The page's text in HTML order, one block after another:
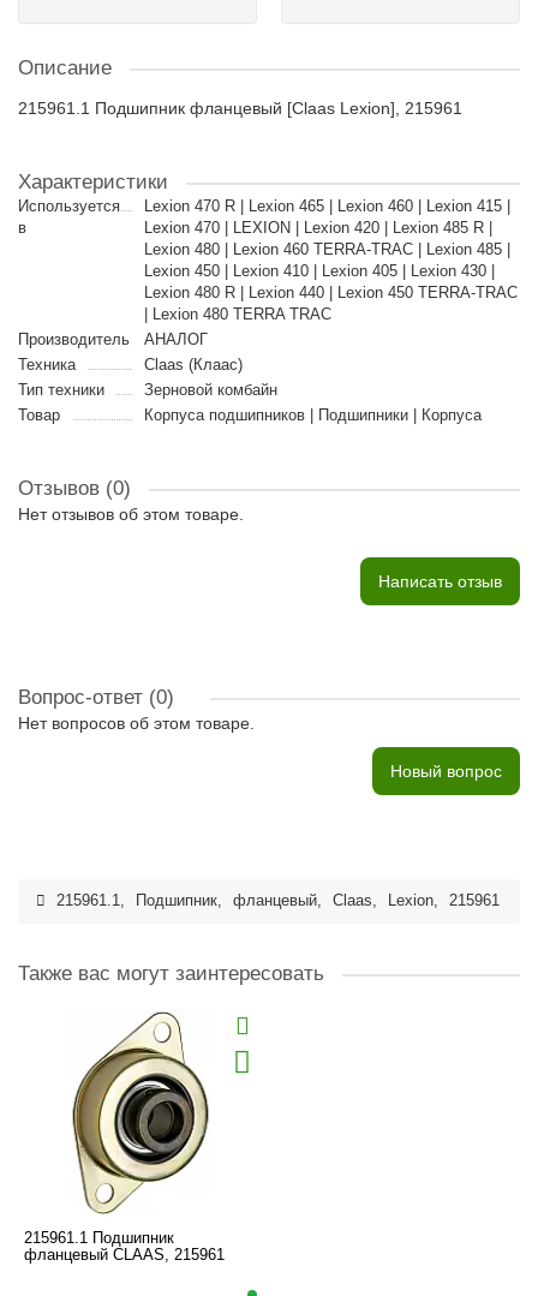
Описание
215961.1 Подшипник фланцевый [Claas Lexion], 215961
Характеристики
Используется
в
Lexion 470 R | Lexion 465 | Lexion 460 | Lexion 415 |
Lexion 470 | LEXION | Lexion 420 | Lexion 485 R |
Lexion 480 | Lexion 460 TERRA-TRAC | Lexion 485 |
Lexion 450 | Lexion 410 | Lexion 405 | Lexion 430 |
Lexion 480 R | Lexion 440 | Lexion 450 TERRA-TRAC
| Lexion 480 TERRA TRAC
Производитель
АНАЛОГ
Техника
Claas (Клаас)
Тип техники
Зерновой комбайн
Товар
Корпуса подшипников | Подшипники | Корпуса
Отзывов (0)
Нет отзывов об этом товаре.
Написать отзыв
Вопрос-ответ (0)
Нет вопросов об этом товаре.
Новый вопрос
215961.1, Подшипник, фланцевый, Claas, Lexion, 215961
Также вас могут заинтересовать
215961.1 Подшипник
фланцевый CLAAS, 215961